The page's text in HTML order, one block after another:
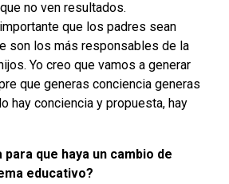
no ven resultados.
que los padres sean
son los más responsables de la
Yo creo que vamos a generar
que generas conciencia generas
hay conciencia y propuesta, hay
que haya un cambio de
educativo?